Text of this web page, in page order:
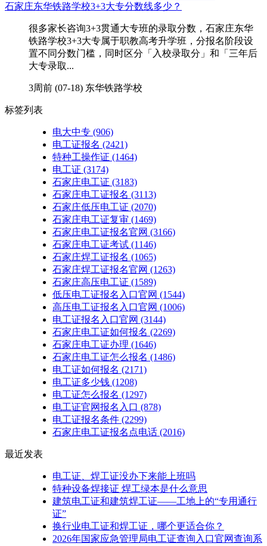
石家庄东华铁路学校3+3大专分数线多少？
很多家长咨询3+3贯通大专班的录取分数，石家庄东华
铁路学校3+3大专属于职教高考升学班，分报名阶段设
置不同分数门槛，同时区分「入校录取分」和「三年后
大专录取...
3周前 (07-18) 东华铁路学校
标签列表
电大中专 (906)
电工证报名 (2421)
特种工操作证 (1464)
电工证 (3174)
石家庄电工证 (3183)
石家庄电工证报名 (3113)
石家庄低压电工证 (2070)
石家庄电工证复审 (1469)
石家庄电工证报名官网 (3166)
石家庄电工证考试 (1146)
石家庄焊工证报名 (1065)
石家庄焊工证报名官网 (1263)
石家庄高压电工证 (1589)
低压电工证报名入口官网 (1544)
高压电工证报名入口官网 (1006)
电工证报名入口官网 (3144)
石家庄电工证如何报名 (2269)
石家庄电工证办理 (1646)
石家庄电工证怎么报名 (1486)
电工证如何报名 (2171)
电工证多少钱 (1208)
电工证怎么报名 (1297)
电工证官网报名入口 (878)
电工证报名条件 (2299)
石家庄电工证报名点电话 (2016)
最近发表
电工证、焊工证没办下来能上班吗
特种设备焊接证 焊工绿本是什么意思
建筑电工证和建筑焊工证——工地上的“专用通行
证”
换行业电工证和焊工证，哪个更适合你？
2026年国家应急管理局电工证查询入口官网查询系